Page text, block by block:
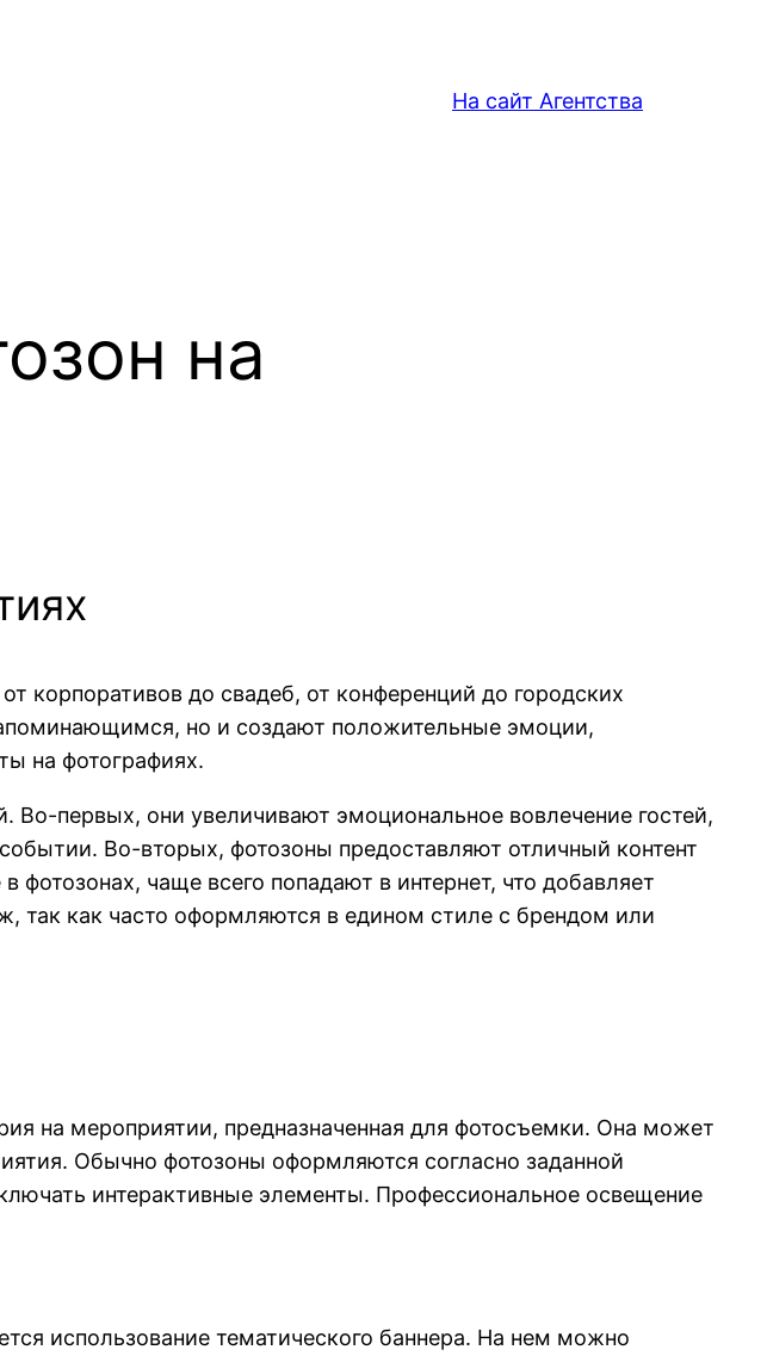
На сайт Агентства
на
до свадеб, от конференций до городских
но и создают положительные эмоции,
на фотографиях.
первых, они увеличивают эмоциональное вовлечение гостей,
Во-вторых, фотозоны предоставляют отличный контент
чаще всего попадают в интернет, что добавляет
как часто оформляются в едином стиле с брендом или
на мероприятии, предназначенная для фотосъемки. Она может
Обычно фотозоны оформляются согласно заданной
интерактивные элементы. Профессиональное освещение
использование тематического баннера. На нем можно